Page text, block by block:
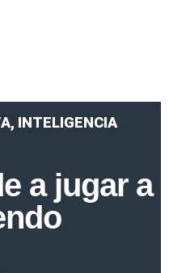
, INTELIGENCIA
a jugar a